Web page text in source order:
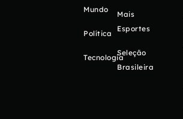
Mundo
Política
Tecnologia
Mais
Esportes
Seleção
Brasileira